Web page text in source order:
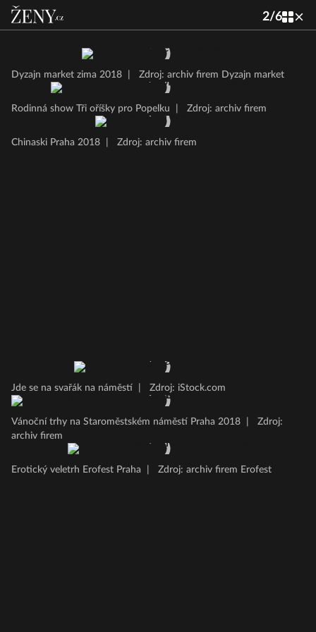
2/6
Dyzajn market zima 2018 Zdroj: archiv firem Dyzajn market
Rodinná show Tři oříšky pro Popelku Zdroj: archiv firem
Chinaski Praha 2018 Zdroj: archiv firem
Jde se na svařák na náměstí Zdroj: iStock.com
Vánoční trhy na Staroměstském náměstí Praha 2018
Zdroj:
archiv firem
Erotický veletrh Erofest Praha Zdroj: archiv firem Erofest